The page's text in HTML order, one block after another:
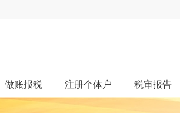
做账报税 注册个体户 税审报告